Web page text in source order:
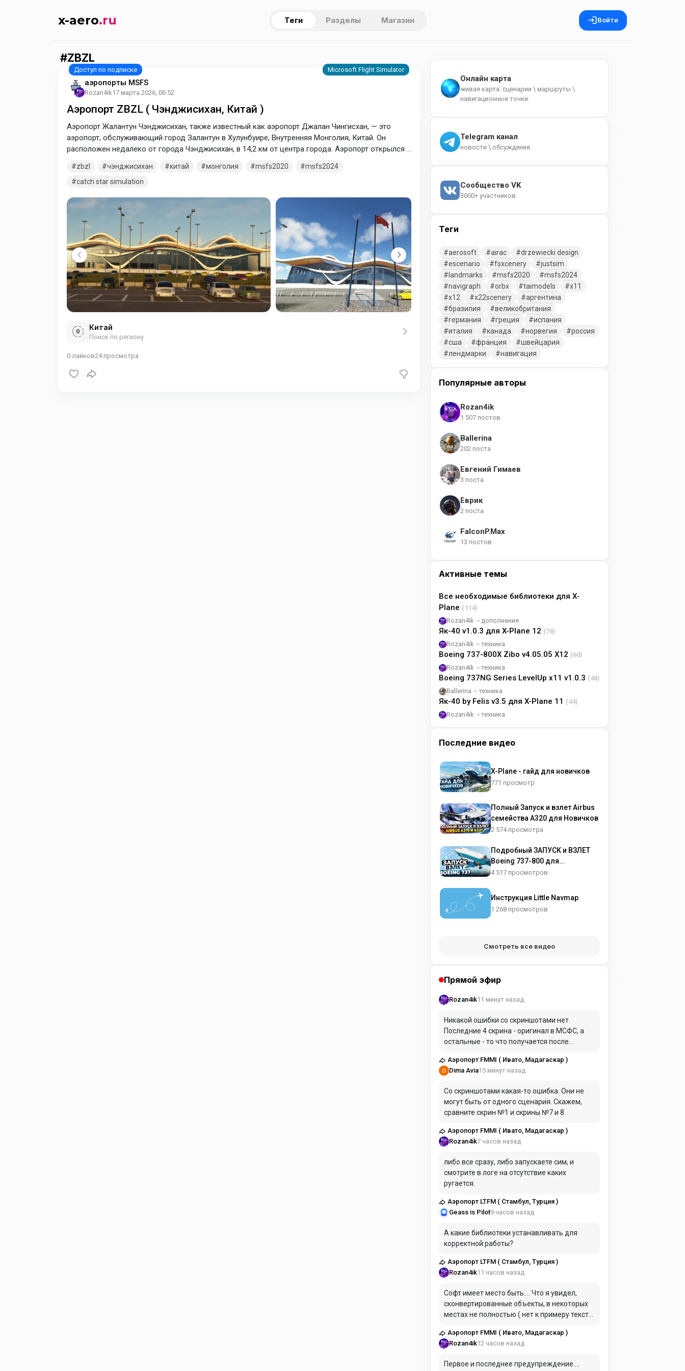
x-aero.ru Теги Разделы Магазин Войти
ZBZL
аэропорты MSFS
Rozan4ik17 марта 2026, 06:52
Аэропорт ZBZL ( Чэнджисихан, Китай )
Аэропорт Жалантун Чэнджисихан, также известный как аэропорт Джалан Чингисхан, — это
аэропорт, обслуживающий город Залантун в Хулунбуире, Внутренняя Монголия, Китай. Он
расположен недалеко от города Чэнджисихан, в 14,2 км от центра города. Аэропорт открылся в
zbzl чэнджисихан китай монголия msfs2020
msfs2024
catch star simulation
Китай
Поиск по региону
0 лайков24просмотра
Онлайн карта
живая карта: сценарии \ маршруты \
навигационные точки.
Telegram канал
новости \ обсуждения
Сообщество VK
3000+ участников
Теги
aerosoft airac
drzewiecki design
escenario
fsxcenery
justsim
landmarks
msfs2020
msfs2024
navigraph
orbx taimodels
x11
x12
x22scenery
аргентина
бразилия
великобритания
германия
греция
испания
италия
канада норвегия
россия
сша
франция
швейцария
лендмарки
навигация
Популярные авторы
Rozan4ik
1 507 постов
Ballerina
202 поста
Евгений Гимаев
3 поста
Еврик
2 поста
FalconP.Max
13 постов
Активные темы
Все необходимые библиотеки для X-
Plane (114)
Rozan4ik
дополнения
Як-40 v1.0.3 для X-Plane 12 (78)
Rozan4ik
техника
Boeing 737-800X Zibo v4.05.05 X12 (60)
Rozan4ik
техника
Boeing 737NG Series LevelUp x11 v1.0.3 (48)
Ballerina
техника
Як-40 by Felis v3.5 для X-Plane 11 (44)
Rozan4ik
техника
Последние видео
X-Plane - гайд для новичков
771 просмотр
Полный Запуск и взлет Airbus
семейства A320 для Новичков
2 574 просмотра
Подробный ЗАПУСК и ВЗЛЕТ
Boeing 737-800 для
НОВИЧКОВ
4 517 просмотров
Инструкция Little Navmap
1 268 просмотров
Смотреть все видео
Прямой эфир
Rozan4ik11 минут назад
Никакой ошибки со скриншотами нет.
Последние 4 скрина - оригинал в МСФС, а
остальные - то что получается после
есть об этом информация.
Аэропорт FMMI ( Ивато, Мадагаскар )
Dima Avia15 минут назад
Со скриншотами какая-то ошибка. Они не
могут быть от одного сценария. Скажем,
сравните скрин №1 и скрины №7 и 8.
Аэропорт FMMI ( Ивато, Мадагаскар )
Rozan4ik7 часов назад
либо все сразу, либо запускаете сим, и
смотрите в логе на отсутствие каких
ругается.
Аэропорт LTFM ( Стамбул, Турция )
Geass is Pilot9 часов назад
А какие библиотеки устанавливать для
корректной работы?
Аэропорт LTFM ( Стамбул, Турция )
Rozan4ik11 часов назад
Софт имеет место быть.... Что я увидел,
сконвертированные объекты, в некоторых
местах не полностью ( нет к примеру текста
расставлены парковки ( начинаешь с
полосы и только ), не заработали гейты.
сцену, вам все равно надо лезть в Wed, а
Аэропорт FMMI ( Ивато, Мадагаскар )
Rozan4ik12 часов назад
Первое и последнее предупреждение....